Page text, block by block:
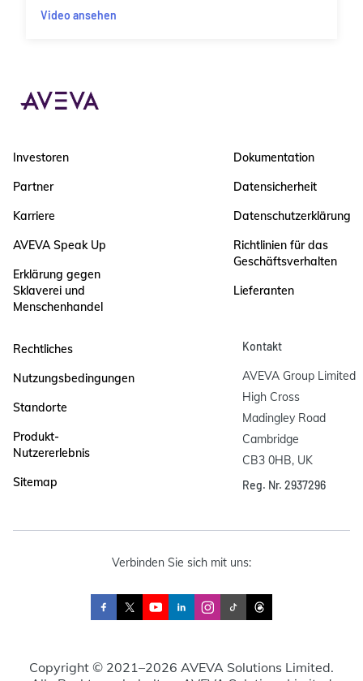
Video ansehen
Investoren
Partner
Karriere
AVEVA Speak Up
Erklärung gegen
Sklaverei und
Menschenhandel
Dokumentation
Datensicherheit
Datenschutzerklärung
Richtlinien für das
Geschäftsverhalten
Lieferanten
Rechtliches
Nutzungsbedingungen
Standorte
Produkt-
Nutzererlebnis
Sitemap
Kontakt
AVEVA Group Limited
High Cross
Madingley Road
Cambridge
CB3 0HB, UK
Reg. Nr. 2937296
Verbinden Sie sich mit uns:
Copyright © 2021–2026 AVEVA Solutions Limited.